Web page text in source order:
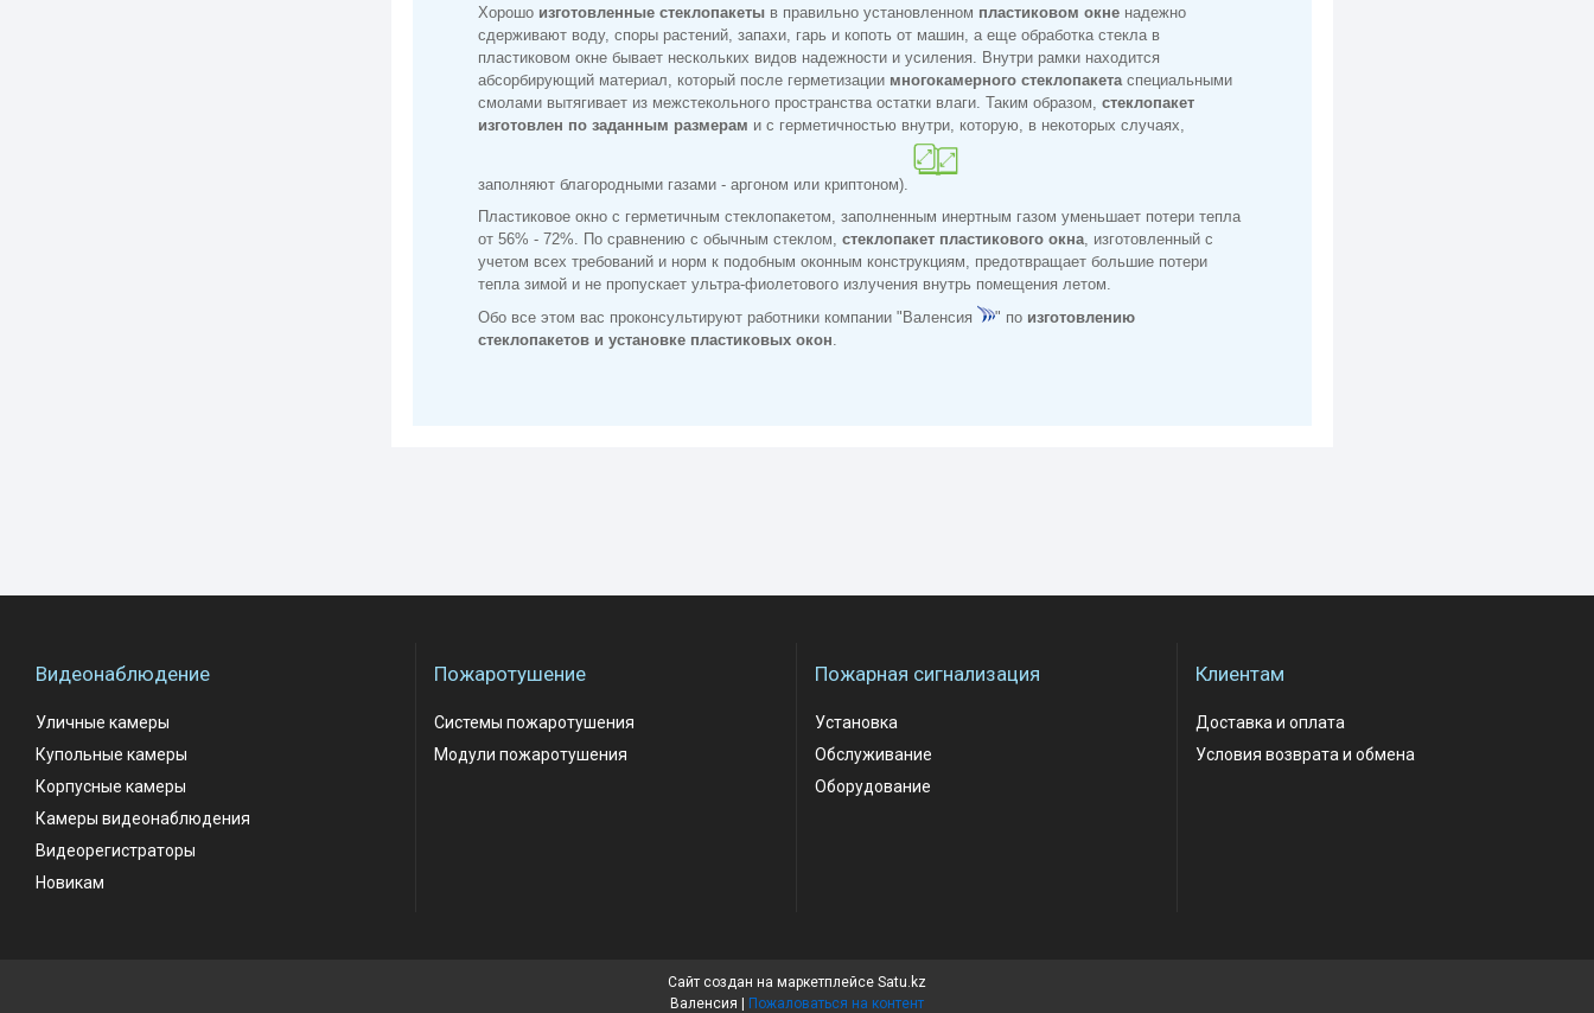
Хорошо изготовленные стеклопакеты в правильно установленном пластиковом окне надежно
сдерживают воду, споры растений, запахи, гарь и копоть от машин, а еще обработка стекла в
пластиковом окне бывает нескольких видов надежности и усиления. Внутри рамки находится
абсорбирующий материал, который после герметизации многокамерного стеклопакета специальными
смолами вытягивает из межстекольного пространства остатки влаги. Таким образом, стеклопакет
изготовлен по заданным размерам и с герметичностью внутри, которую, в некоторых случаях,
заполняют благородными газами - аргоном или криптоном).
Пластиковое окно с герметичным стеклопакетом, заполненным инертным газом уменьшает потери тепла
от 56% - 72%. По сравнению с обычным стеклом, стеклопакет пластикового окна , изготовленный с
учетом всех требований и норм к подобным оконным конструкциям, предотвращает большие потери
тепла зимой и не пропускает ультра-фиолетового излучения внутрь помещения летом.
Обо все этом вас проконсультируют работники компании "Валенсия
" по изготовлению
стеклопакетов и установке пластиковых окон
Видеонаблюдение
Уличные камеры
Купольные камеры
Корпусные камеры
Камеры видеонаблюдения
Видеорегистраторы
Новикам
Пожаротушение
Системы пожаротушения
Модули пожаротушения
Пожарная сигнализация
Установка
Обслуживание
Оборудование
Клиентам
Доставка и оплата
Условия возврата и обмена
Сайт создан на маркетплейсе Satu.kz
Пожаловаться на контент